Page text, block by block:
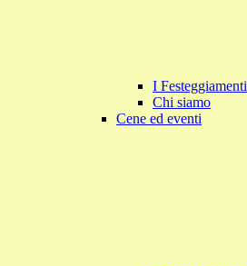
I Festeggiamenti
Chi siamo
Cene ed eventi